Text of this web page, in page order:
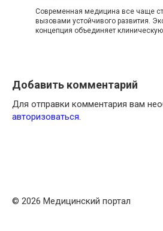
Современная медицина все чаще
вызовами устойчивого развития.
концепция объединяет клиническую
Добавить комментарий
Для отправки комментария вам
авторизоваться.
© 2026 Медицинский портал